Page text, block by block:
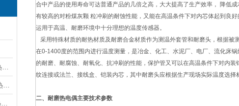
合中产品的使用寿命可达普通产品的几倍之高，大大提高了生产效率， 降低
有较高的对粉煤灰颗 粒冲刷的耐蚀性能，又能在高温条件下对内芯体起到良
运用于高温、耐磨环境中十分理想的温度传感器。
采用特殊材质的耐热材质及耐磨合金材质作为测温外套管和耐磨头，根据
在0-1400度的范围内进行温度测量，是冶金、化工、水泥厂、电厂、流化床
的耐磨、耐腐蚀、耐氧化、抗冲刷的性能，保护管又可以在高温条件下对内
纹连接或法兰、接线盒、铠装内芯，其中耐磨头应根据生产现场实际温度选
二、耐磨热电偶主要技术参数